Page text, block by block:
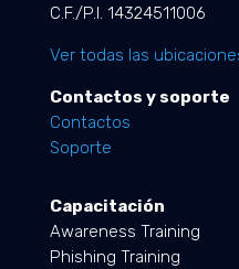
C.F./P.I. 14324511006
Ver todas las
Contactos y soporte
Contactos
Soporte
Capacitación
Awareness Training
Phishing Training